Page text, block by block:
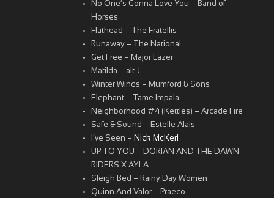
No One’s Gonna Love You – Band of
Horses
Flathead – The Fratellis
Runaway – The National
Get Free – Major Lazer
Matilda – alt-J
Winter Winds – Mumford & Sons
Elephant – Tame Impala
Neighborhood #4 (Kettles) – Arcade Fire
Safe & Sound – Estelle Alais
I’ve Seen – Nick McKerl
UP TO YOU – DORIAN AND THE DAWN
RIDERS X AYLA
Sleigh Bed – Rainy Day Women
Quinn And Valor – Praeco